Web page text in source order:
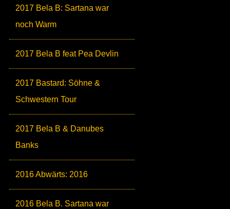
2017 Bela B: Sartana war
noch Warm
2017 Bela B feat Pea Devlin
2017 Bastard: Söhne &
Schwestern Tour
2017 Bela B & Danubes
Banks
2016 Abwärts: 2016
2016 Bela B. Sartana war